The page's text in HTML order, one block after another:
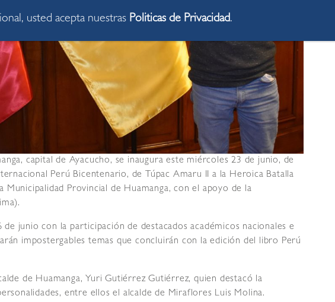
capital de Ayacucho, se inaugura este miércoles 23 de junio, de
Perú Bicentenario, de Túpac Amaru II a la Heroica Batalla
Municipalidad Provincial de Huamanga, con el apoyo de la
junio con la participación de destacados académicos nacionales e
impostergables temas que concluirán con la edición del libro Perú
de Huamanga, Yuri Gutiérrez Gutiérrez, quien destacó la
entre ellos el alcalde de Miraflores Luis Molina.
usted acepta nuestras Politicas de Privacidad.